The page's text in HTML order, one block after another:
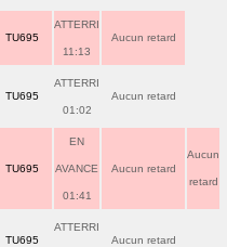
TU695
ATTERRI
11:13
Aucun retard
TU695
ATTERRI
01:02
Aucun retard
TU695
EN
AVANCE
01:41
Aucun retard
Aucun
retard
TU695
ATTERRI
Aucun retard